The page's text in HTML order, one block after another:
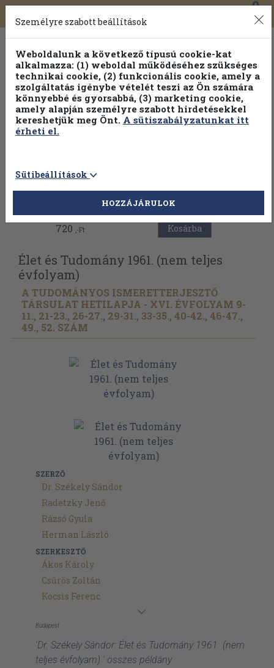
Toggle
navigation
0
Válogasson több mint 30 000 kötet közül
Hobbi témakörökben20% kedvezménnyel!
Vissza az előző oldalra
720 ,-Ft Kosárba
Élet és Tudomány 1961. (nem teljes
évfolyam)
A TUDOMÁNYOS ISMERETTERJESZTŐ
TÁRSULAT HETILAPJA - XVI. ÉVFOLYAM 9-
11., 21-23., 26-27., 29-31., 33-35., 40-42., 46-47.,
49., 52. SZÁM
SZERZŐ
Dr. Székely Sándor
Radetzky Jenő
Rázsó Gyula
Herman László
SZERKESZTŐ
Ákos Károly
Csűrös Zoltán
Kocsis Ferenc
Budapest
'Dr. Székely Sándor: Élet és Tudomány 1961. (nem
teljes évfolyam) ' összes példány
Személyre szabott beállítások
Weboldalunk a következő típusú cookie-kat
alkalmazza: (1) weboldal működéséhez szükséges
technikai cookie, (2) funkcionális cookie, amely a
szolgáltatás igénybe vételét teszi az Ön számára
könnyebbé és gyorsabbá, (3) marketing cookie,
amely alapján személyre szabott hirdetésekkel
kereshetjük meg Önt. A sütiszabályzatunkat itt
érheti el.
Sütibeállítások
HOZZÁJÁRULOK